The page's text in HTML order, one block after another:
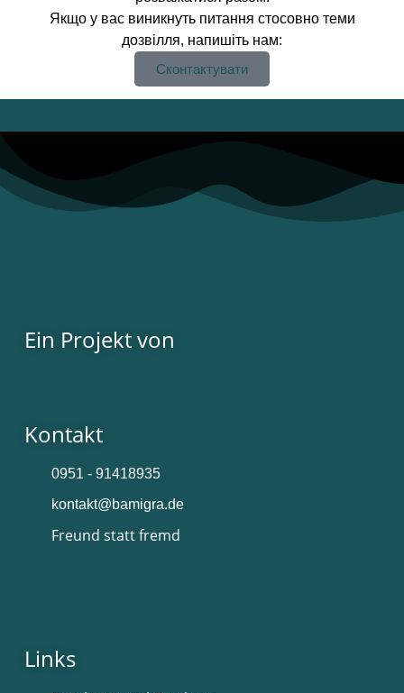
Якщо у вас виникнуть питання стосовно теми
дозвілля, напишіть нам:
Сконтактувати
Ein Projekt von
Kontakt
0951 - 91418935
kontakt@bamigra.de
Freund statt fremd
Links